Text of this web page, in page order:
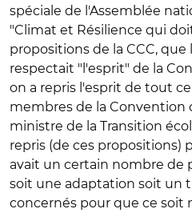
spéciale de l'Assemblée
"Climat et Résilience qui
propositions de la CCC,
respectait "l'esprit" de la
on a repris l'esprit de tout
membres de la Convention
ministre de la Transition
repris (de ces propositions)
avait un certain nombre de
soit une adaptation soit un
concernés pour que ce soit